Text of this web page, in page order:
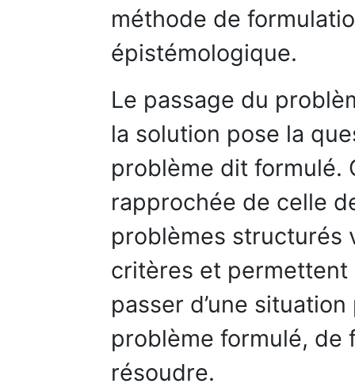
méthode de
épistémologique.
Le passage du
la solution pose la
problème dit formulé.
rapprochée de celle
problèmes structurés
critères et
passer d’une
problème formulé, de
résoudre.